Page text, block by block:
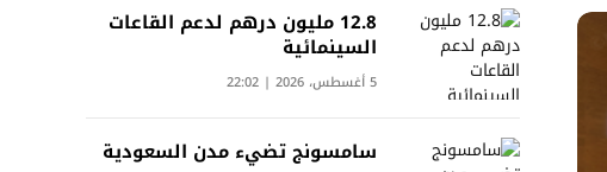
12.8 مليون درهم لدعم القاعات
السينمائية
5 أغسطس، 2026 | 22:02
سامسونج تضيء مدن السعودية